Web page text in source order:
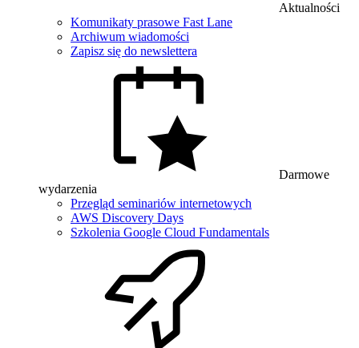
Aktualności
Komunikaty prasowe Fast Lane
Archiwum wiadomości
Zapisz się do newslettera
Darmowe
wydarzenia
Przegląd seminariów internetowych
AWS Discovery Days
Szkolenia Google Cloud Fundamentals